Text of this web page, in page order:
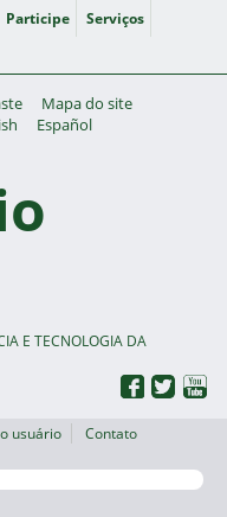
Participe
Serviços
Mapa do site
Español
E TECNOLOGIA DA
usuário
Contato